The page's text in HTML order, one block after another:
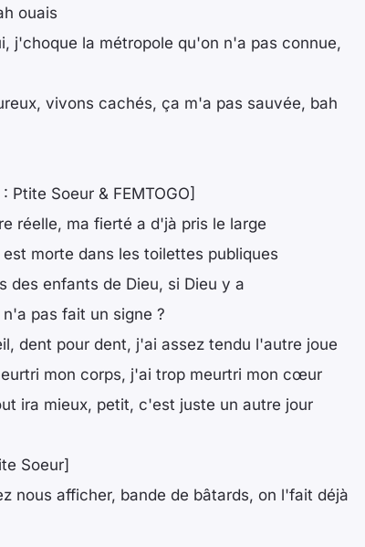
ouais
j'choque la métropole qu'on n'a pas connue,
vivons cachés, ça m'a pas sauvée, bah
Ptite Soeur & FEMTOGO]
réelle, ma fierté a d'jà pris le large
est morte dans les toilettes publiques
des enfants de Dieu, si Dieu y a
n'a pas fait un signe ?
dent pour dent, j'ai assez tendu l'autre joue
mon corps, j'ai trop meurtri mon cœur
ira mieux, petit, c'est juste un autre jour
Soeur]
nous afficher, bande de bâtards, on l'fait déjà